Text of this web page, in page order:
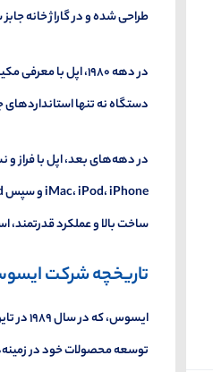
طراحی شده و در گاراژ خانه
در دهه ۱۹۸۰، اپل
دستگاه نه تنها
ساخت بالا و عملکرد قدرتمند،
تاریخچه شرکت
توسعه محصولات خود در